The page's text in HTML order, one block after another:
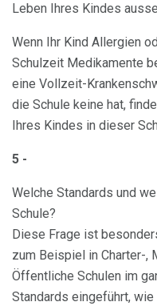
Leben Ihres Kindes
Wenn Ihr Kind Allergien
Schulzeit Medikamente
eine Vollzeit-
die Schule keine hat,
Ihres Kindes in dieser
5 -
Welche Standards und
Schule?
Diese Frage ist
zum Beispiel in Charter-,
Öffentliche Schulen im
Standards eingeführt, wie